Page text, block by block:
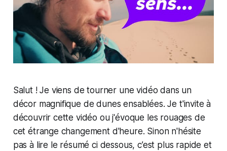
Salut ! Je viens de tourner une vidéo dans un
décor magnifique de dunes ensablées. Je t'invite à
découvrir cette vidéo ou j'évoque les rouages de
cet étrange changement d'heure. Sinon n'hésite
pas à lire le résumé ci dessous, c’est plus rapide et